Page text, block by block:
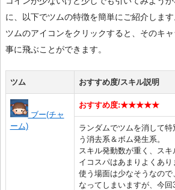
に、以下でツムの特徴を簡単にご紹介します
ツムのアイコンをクリックすると、そのキ
事に飛ぶことができます。
ツム おすすめ度/スキル説明
ブー(チャ
ーム)
おすすめ度:★★★★★
ランダムでツムを消して
う消去系＆ボム発生系。
スキル発動数が重く、ス
イコスパはあまりよくあり
使う場面は少なそうなので
なってしまいますが、今